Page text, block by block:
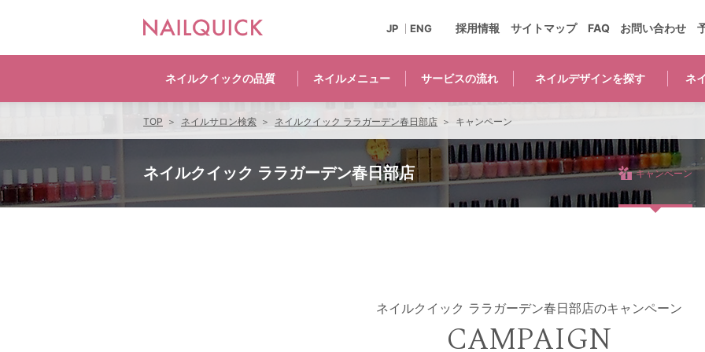
ネイルクイックの品質 ネイルメニュー サービスの流れ ネイルデザインを探す ネ
採用情報 サイトマップ FAQ お問い合わせ
JP ENG
ネイルクイック ララガーデン春日部店 キャンペーン
ネイルクイック ララガーデン春日部店のキャンペーン
CAMPAIGN
TOP ネイルサロン検索 ネイルクイック ララガーデン春日部店 キャンペーン